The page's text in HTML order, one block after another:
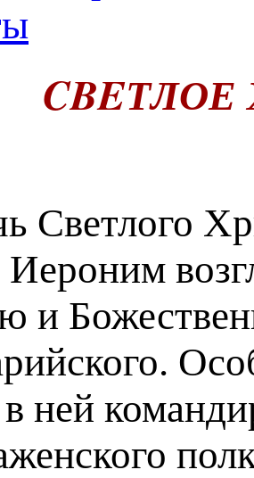
Светлого
Иероним
и
в ней